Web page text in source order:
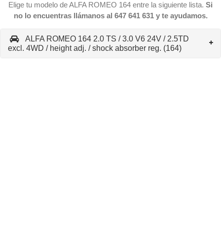
Elige tu modelo de ALFA ROMEO 164 entre la siguiente lista. Si
no lo encuentras llámanos al 647 641 631 y te ayudamos.
ALFA ROMEO 164 2.0 TS / 3.0 V6 24V / 2.5TD
excl. 4WD / height adj. / shock absorber reg. (164)